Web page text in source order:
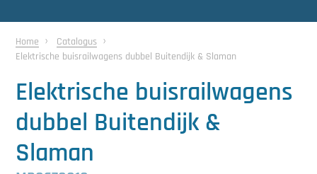
中文（简体）
Gewasbescherming
Koeling
Ontvochtiging
Reinigingsmachines
Home
Catalogus
Elektrische buisrailwagens dubbel Buitendijk & Slaman
Elektrische buisrailwagens
dubbel Buitendijk &
Slaman